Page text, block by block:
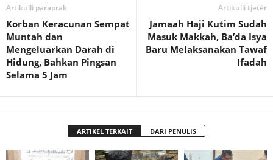
Artikulli paraprak
Korban Keracunan Sempat
Muntah dan
Mengeluarkan Darah di
Hidung, Bahkan Pingsan
Selama 5 Jam
Artikulli tjetër
Jamaah Haji Kutim Sudah
Masuk Makkah, Ba’da Isya
Baru Melaksanakan Tawaf
Ifadah
ARTIKEL TERKAIT DARI PENULIS